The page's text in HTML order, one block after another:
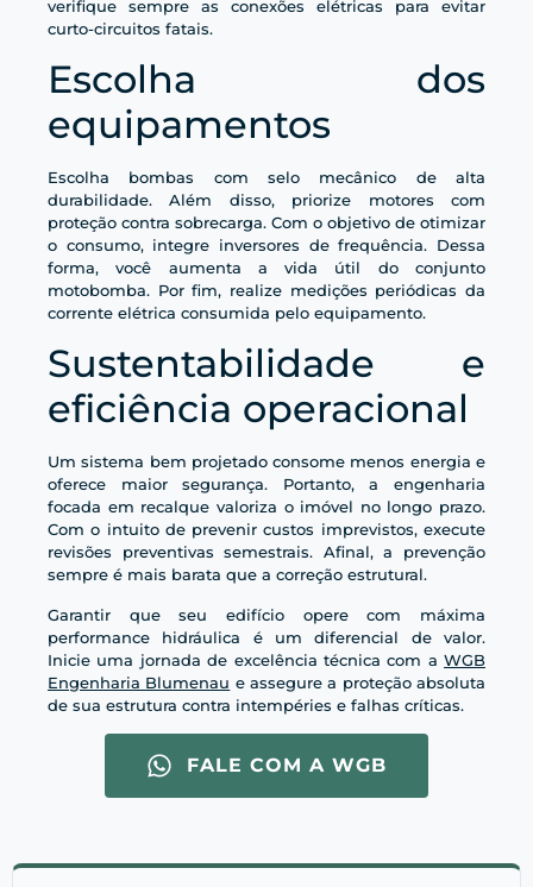
verifique sempre as conexões elétricas para evitar
curto-circuitos fatais.
Escolha dos
equipamentos
Escolha bombas com selo mecânico de alta
durabilidade. Além disso, priorize motores com
proteção contra sobrecarga. Com o objetivo de otimizar
o consumo, integre inversores de frequência. Dessa
forma, você aumenta a vida útil do conjunto
motobomba. Por fim, realize medições periódicas da
corrente elétrica consumida pelo equipamento.
Sustentabilidade e
eficiência operacional
Um sistema bem projetado consome menos energia e
oferece maior segurança. Portanto, a engenharia
focada em recalque valoriza o imóvel no longo prazo.
Com o intuito de prevenir custos imprevistos, execute
revisões preventivas semestrais. Afinal, a prevenção
sempre é mais barata que a correção estrutural.
Garantir que seu edifício opere com máxima
performance hidráulica é um diferencial de valor.
Inicie uma jornada de excelência técnica com a WGB
Engenharia Blumenau e assegure a proteção absoluta
de sua estrutura contra intempéries e falhas críticas.
FALE COM A WGB